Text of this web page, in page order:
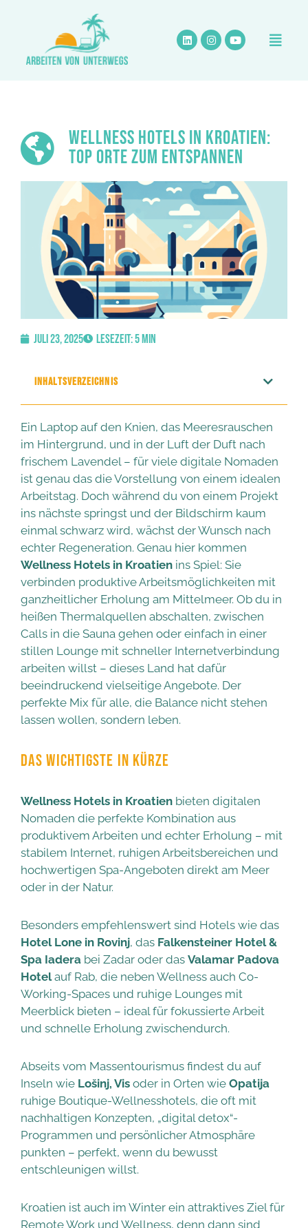
springen
WELLNESS HOTELS IN KROATIEN:
TOP ORTE ZUM ENTSPANNEN
Juli 23, 2025 Lesezeit: 5 Min
INHALTSVERZEICHNIS
Ein Laptop auf den Knien, das Meeresrauschen
im Hintergrund, und in der Luft der Duft nach
frischem Lavendel – für viele digitale Nomaden
ist genau das die Vorstellung von einem idealen
Arbeitstag. Doch während du von einem Projekt
ins nächste springst und der Bildschirm kaum
einmal schwarz wird, wächst der Wunsch nach
echter Regeneration. Genau hier kommen
Wellness Hotels in Kroatien ins Spiel: Sie
verbinden produktive Arbeitsmöglichkeiten mit
ganzheitlicher Erholung am Mittelmeer. Ob du in
heißen Thermalquellen abschalten, zwischen
Calls in die Sauna gehen oder einfach in einer
stillen Lounge mit schneller Internetverbindung
arbeiten willst – dieses Land hat dafür
beeindruckend vielseitige Angebote. Der
perfekte Mix für alle, die Balance nicht stehen
lassen wollen, sondern leben.
DAS WICHTIGSTE IN KÜRZE
Wellness Hotels in Kroatien bieten digitalen
Nomaden die perfekte Kombination aus
produktivem Arbeiten und echter Erholung – mit
stabilem Internet, ruhigen Arbeitsbereichen und
hochwertigen Spa-Angeboten direkt am Meer
oder in der Natur.
Besonders empfehlenswert sind Hotels wie das
Hotel Lone in Rovinj, das Falkensteiner Hotel &
Spa Iadera bei Zadar oder das Valamar Padova
Hotelauf Rab, die neben Wellness auch Co-
Working-Spaces und ruhige Lounges mit
Meerblick bieten – ideal für fokussierte Arbeit
und schnelle Erholung zwischendurch.
Abseits vom Massentourismus findest du auf
Inseln wie Lošinj, Vis oder in Orten wie Opatija
ruhige Boutique-Wellnesshotels, die oft mit
nachhaltigen Konzepten, „digital detox“-
Programmen und persönlicher Atmosphäre
punkten – perfekt, wenn du bewusst
entschleunigen willst.
Kroatien ist auch im Winter ein attraktives Ziel für
Remote Work und Wellness, denn dann sind